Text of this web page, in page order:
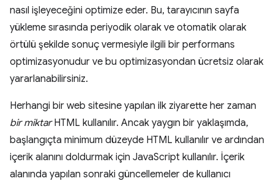
nasıl işleyeceğini optimize eder. Bu, tarayıcının sayfa
yükleme sırasında periyodik olarak ve otomatik olarak
örtülü şekilde sonuç vermesiyle ilgili bir performans
optimizasyonudur ve bu optimizasyondan ücretsiz olarak
yararlanabilirsiniz.
Herhangi bir web sitesine yapılan ilk ziyarette her zaman
bir miktarHTML kullanılır. Ancak yaygın bir yaklaşımda,
başlangıçta minimum düzeyde HTML kullanılır ve ardından
içerik alanını doldurmak için JavaScript kullanılır. İçerik
alanında yapılan sonraki güncellemeler de kullanıcı